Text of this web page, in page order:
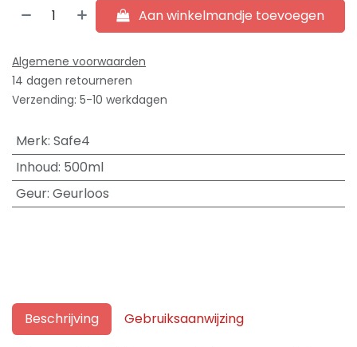
Aan winkelmandje toevoegen
Algemene voorwaarden
14 dagen retourneren
Verzending: 5-10 werkdagen
Merk: Safe4
Inhoud: 500ml
Geur: Geurloos
Beschrijving Gebruiksaanwijzing